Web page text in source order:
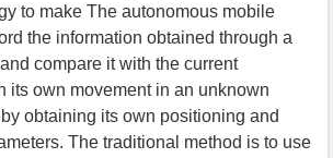
to make The autonomous mobile
the information obtained through a
compare it with the current
its own movement in an unknown
obtaining its own positioning and
The traditional method is to use